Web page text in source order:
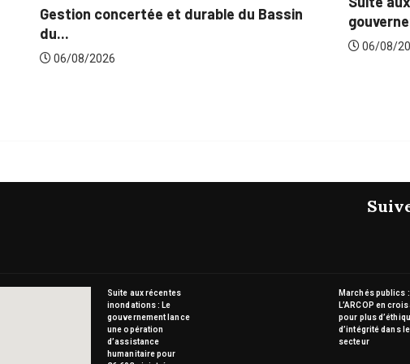
et durable du Bassin
gouvernement lance...
Suite aux récentes
inondations : Le
gouvernement lance
une opération
d’assistance
humanitaire pour
Marchés publics :
L’ARCOP en
pour plus
d’intégrité dans le
secteur